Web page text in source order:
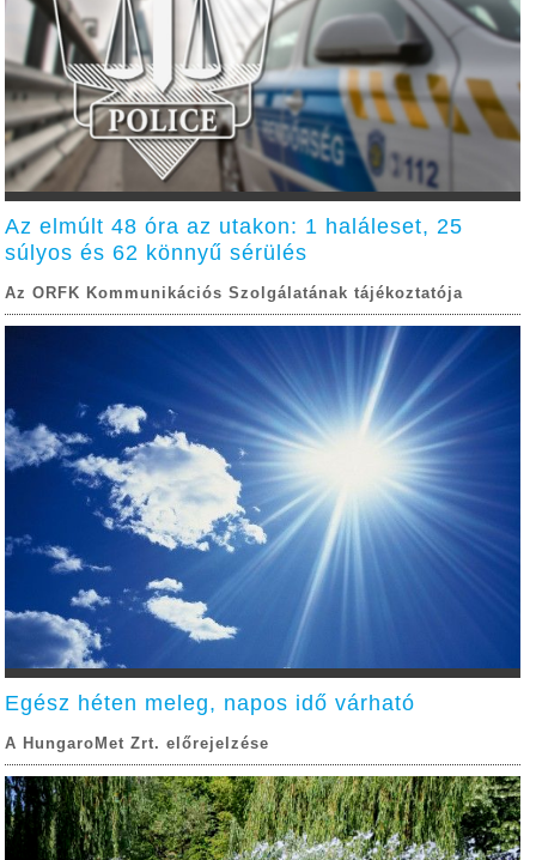
Az elmúlt 48 óra az utakon: 1 haláleset, 25
súlyos és 62 könnyű sérülés
Az ORFK Kommunikációs Szolgálatának tájékoztatója
Egész héten meleg, napos idő várható
A HungaroMet Zrt. előrejelzése